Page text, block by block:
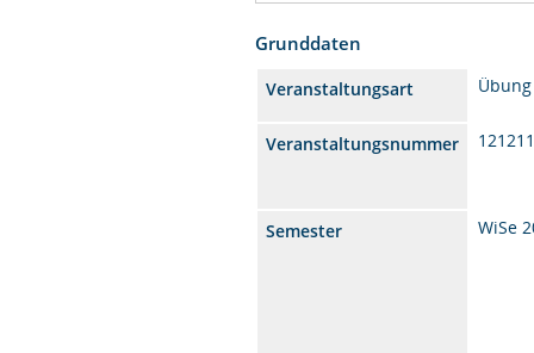
Grunddaten
Veranstaltungsart Übung
Veranstaltungsnummer
Semester WiSe